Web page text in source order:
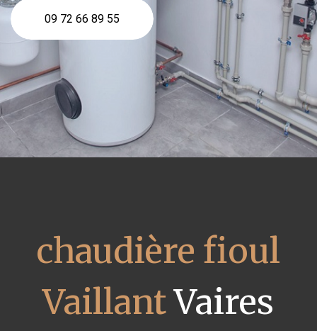
09 72 66 89 55
chaudière fioul
VaillantVaires